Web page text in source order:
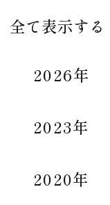
全て表示する
2026年
2023年
2020年